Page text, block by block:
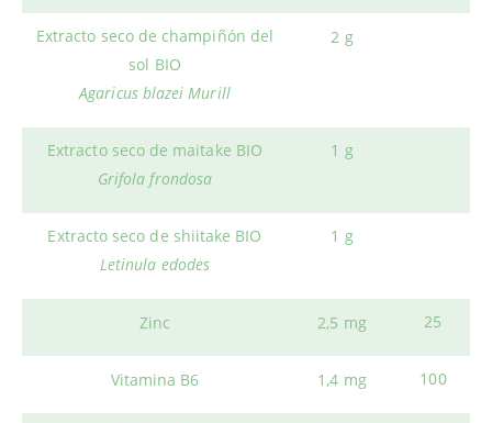
Extracto seco de champiñón del
sol BIO
Agaricus blazei Murill
2 g
Extracto seco de maitake BIO
Grifola frondosa
1 g
Extracto seco de shiitake BIO
Letinula edodes
1 g
Zinc 2,5 mg 25
Vitamina B6 1,4 mg 100